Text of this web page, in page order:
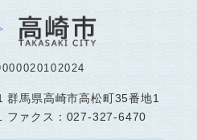
群馬県高崎市高松町35番地1
ファクス：027-327-6470